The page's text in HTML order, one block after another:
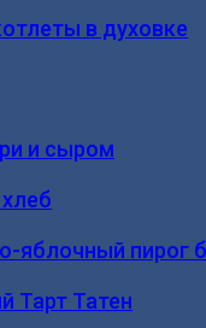
в духовке
и сыром
яблочный пирог
Тарт Татен